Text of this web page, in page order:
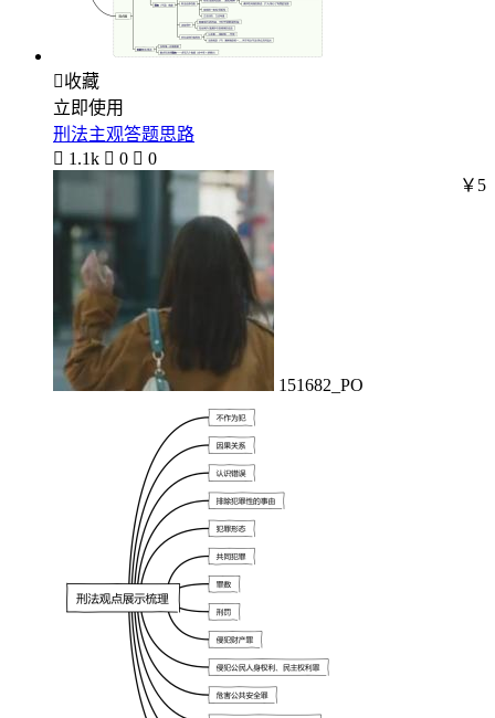
收藏
立即使用
刑法主观答题思路
 1.1k  0  0
151682_PO
￥5